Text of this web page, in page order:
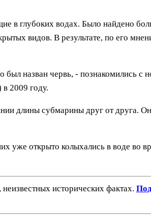
в глубоких водах. Было найдено
видов. В результате, по его
был назван червь, - познакомились с
2009 году.
длины субмарины друг от друга.
уже открыто колыхались в воде во
исторических фактах.